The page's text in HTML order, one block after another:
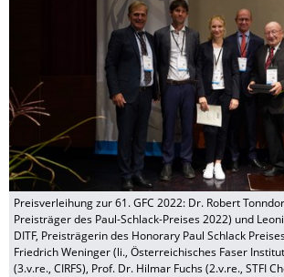
Preisverleihung zur 61. GFC 2022: Dr. Robert
Preisträger des Paul-Schlack-Preises 2022) und
DITF, Preisträgerin des Honorary Paul Schlack
Friedrich Weninger (li., Österreichisches Faser
(3.v.re., CIRFS), Prof. Dr. Hilmar Fuchs (2.v.re., STFI